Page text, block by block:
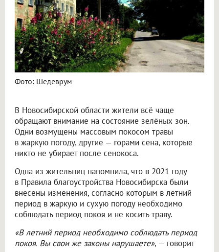
Фото: Шедеврум
В Новосибирской области жители всё чаще
обращают внимание на состояние зелёных зон.
Одни возмущены массовым покосом травы
в жаркую погоду, другие — горами сена, которые
никто не убирает после сенокоса.
Одна из жительниц напомнила, что в 2021 году
в Правила благоустройства Новосибирска были
внесены изменения, согласно которым в летний
период в жаркую и сухую погоду необходимо
соблюдать период покоя и не косить траву.
«В летний период необходимо соблюдать период
покоя. Вы свои же законы нарушаете», — говорит